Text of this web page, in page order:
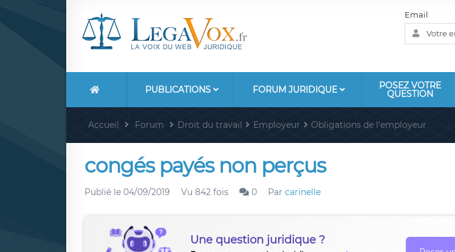
Email
PUBLICATIONS FORUM JURIDIQUE POSEZ VOTRE
QUESTION
Accueil Forum Droit du travail Employeur Obligations de l'employeur
congés payés non perçus
Publié le 04/09/2019 Vu 842 fois 0 Par carinelle
Une question juridique ?